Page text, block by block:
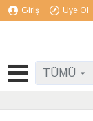
Giriş Üye Ol
TÜMÜ